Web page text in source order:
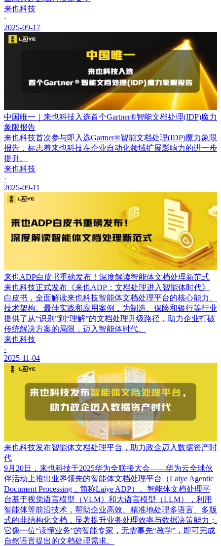
来也科技
·
2025-09-17
中国唯一｜来也科技入选首个Gartner®智能文档处理(IDP)魔力
象限报告
来也科技首次参与即入选Gartner®智能文档处理(IDP)魔力象限
报告，标志着来也科技在企业自动化领域扩展影响力的进一步
提升。
来也科技
·
2025-09-11
来也ADP白皮书重磅发布！深度解读智能体文档处理新范式
来也科技正式发布《来也ADP：文档处理进入智能体时代》
白皮书，全面解读来也科技智能体文档处理平台的核心能力、
技术架构、最佳实践和应用案例，为制造、保险和银行等行业
提供了从“识别”到“理解”的文档处理升级路径，助力企业打破
传统解决方案的局限，迈入智能体时代。
来也科技
·
2025-11-04
来也科技发布智能体文档处理平台，助力政企迈入数据资产时
代
9月20日，来也科技于2025华为全联接大会——华为云全球伙
伴活动上推出业界领先的智能体文档处理平台（Laiye Agentic
Document Processing，简称Laiye ADP）。智能体文档处理平
台基于视觉语言模型（VLM）和大语言模型（LLM），利用
智能体等前沿技术，帮助企业高效、精准地处理多语言、多版
式的非结构化文档，显著提升业务处理效率与数据决策能力；
它像一位“读懂业务”的智能专家，无需事先“教学”，即可完成
自然语言提出的文档处理需求。